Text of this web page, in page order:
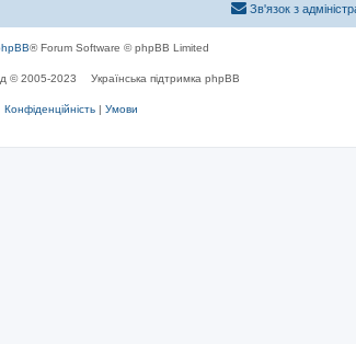
Зв'язок з
® Forum Software © phpBB Limited
© 2005-2023 Українська підтримка phpBB
Конфіденційність | Умови